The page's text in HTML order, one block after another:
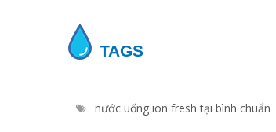
TAGS
nước uống ion fresh tại bình chuẩn